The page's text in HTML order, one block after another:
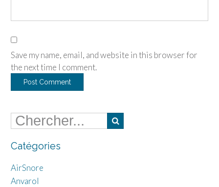
Save my name, email, and website in this browser for
the next time I comment.
Catégories
AirSnore
Anvarol